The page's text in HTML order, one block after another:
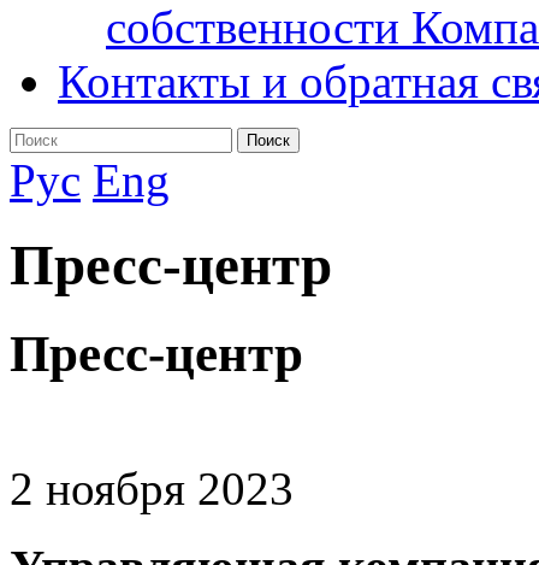
собственности
Контакты и обратная
Поиск
Рус Eng
Пресс-центр
Пресс-центр
2 ноября 2023